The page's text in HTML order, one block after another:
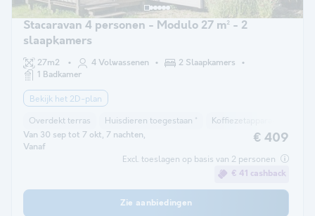
Stacaravan 4 personen - Modulo 27 m² - 2
slaapkamers
27m2 4 Volwassenen
2 Slaapkamers
1 Badkamer
Bekijk het 2D-plan
Overdekt terras Huisdieren toegestaan * Koffiezetapparaat
Van 30 sep tot 7 okt, 7 nachten,
Vanaf
€ 409
Excl. toeslagen op basis van 2 personen
€ 41 cashback
Zie aanbiedingen